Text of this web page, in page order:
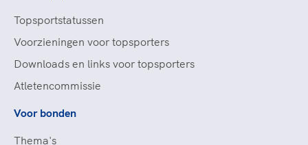
Topsportstatussen
Voorzieningen voor topsporters
Downloads en links voor topsporters
Atletencommissie
Voor bonden
Thema's